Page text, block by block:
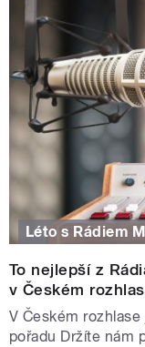
Léto s Rádiem
To nejlepší z
v Českém
V Českém
pořadu Držíte nám